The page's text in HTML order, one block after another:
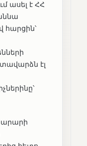
ասել է ՀՀ
հարցին՝
էլ